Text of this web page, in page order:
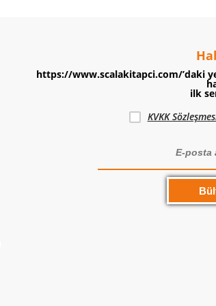
https://www.scalakitapci.com/’daki
ilk
KVKK